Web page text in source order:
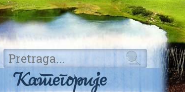
Категорије